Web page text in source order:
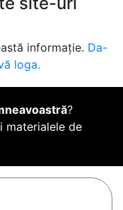
informație. Da-
loga.
?
materialele de